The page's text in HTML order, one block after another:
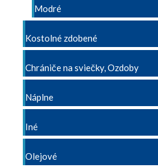
Modré
Kostolné zdobené
Chrániče na sviečky, Ozdoby
Náplne
Iné
Olejové